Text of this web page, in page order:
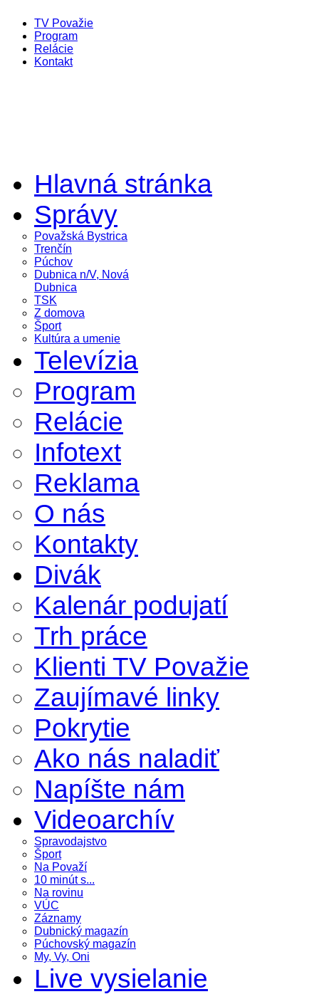
TV Považie
Program
Relácie
Kontakt
Hlavná stránka
Správy
Považská Bystrica
Trenčín
Púchov
Dubnica n/V, Nová
Dubnica
TSK
Z domova
Šport
Kultúra a umenie
Televízia
Program
Relácie
Infotext
Reklama
O nás
Kontakty
Divák
Kalenár podujatí
Trh práce
Klienti TV Považie
Zaujímavé linky
Pokrytie
Ako nás naladiť
Napíšte nám
Videoarchív
Spravodajstvo
Šport
Na Považí
10 minút s...
Na rovinu
VÚC
Záznamy
Dubnický magazín
Púchovský magazín
My, Vy, Oni
Live vysielanie